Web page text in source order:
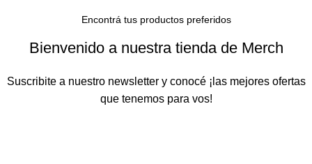
Encontrá tus productos preferidos
Bienvenido a nuestra tienda de Merch
Suscribite a nuestro newsletter y conocé ¡las mejores ofertas
que tenemos para vos!